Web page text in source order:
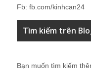
Fb: fb.com/kinhcan24
Tìm kiếm trên
Bạn muốn tìm kiếm